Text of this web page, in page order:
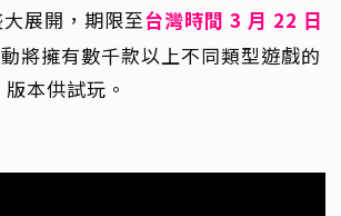
展開，期限至台灣時間 3 月 22 日
動將擁有數千款以上不同類型遊戲的
本供試玩。